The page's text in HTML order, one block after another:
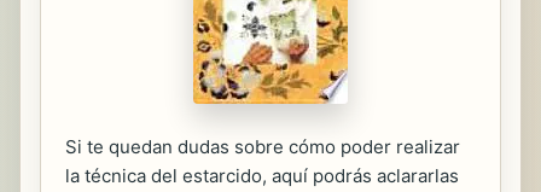
Si te quedan dudas sobre cómo poder realizar
la técnica del estarcido, aquí podrás aclararlas